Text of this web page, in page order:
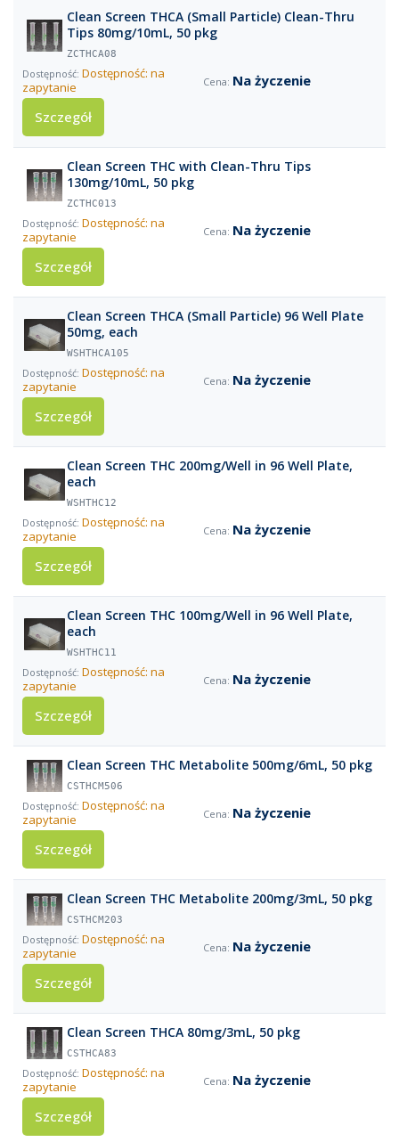
Clean Screen THCA (Small Particle) Clean-Thru
Tips 80mg/10mL, 50 pkg
ZCTHCA08
Dostępność: na
zapytanie
Na życzenie
Szczegół
Clean Screen THC with Clean-Thru Tips
130mg/10mL, 50 pkg
ZCTHC013
Dostępność: na
zapytanie
Na życzenie
Szczegół
Clean Screen THCA (Small Particle) 96 Well Plate
50mg, each
WSHTHCA105
Dostępność: na
zapytanie
Na życzenie
Szczegół
Clean Screen THC 200mg/Well in 96 Well Plate,
each
WSHTHC12
Dostępność: na
zapytanie
Na życzenie
Szczegół
Clean Screen THC 100mg/Well in 96 Well Plate,
each
WSHTHC11
Dostępność: na
zapytanie
Na życzenie
Szczegół
Clean Screen THC Metabolite 500mg/6mL, 50 pkg
CSTHCM506
Dostępność: na
zapytanie
Na życzenie
Szczegół
Clean Screen THC Metabolite 200mg/3mL, 50 pkg
CSTHCM203
Dostępność: na
zapytanie
Na życzenie
Szczegół
Clean Screen THCA 80mg/3mL, 50 pkg
CSTHCA83
Dostępność: na
zapytanie
Na życzenie
Szczegół